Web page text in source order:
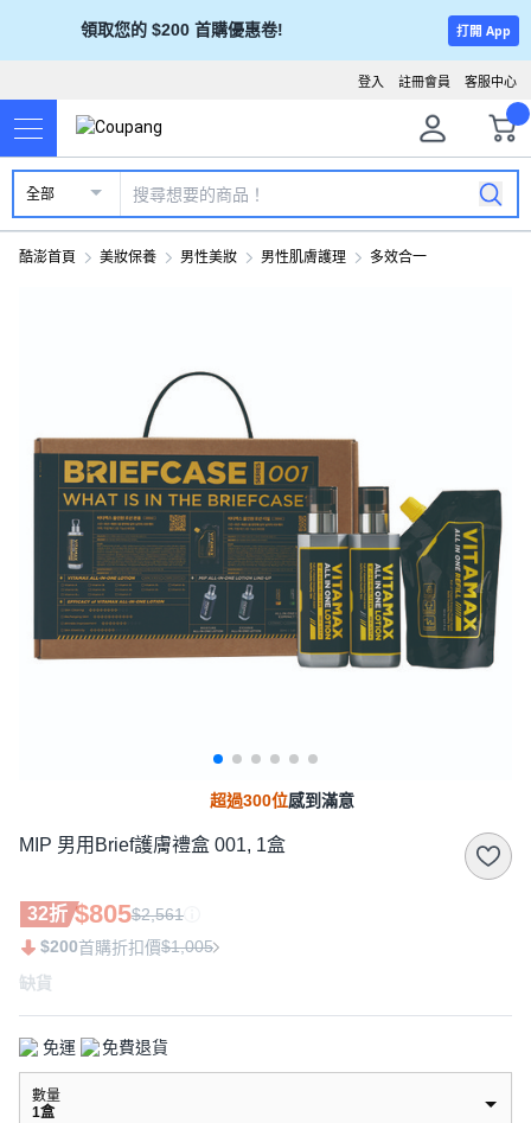
領取您的 $200 首購優惠卷! 打開 App
客服中心
註冊會員
登入
全部
酷澎首頁 美妝保養 男性美妝 男性肌膚護理 多效合一
超過300位感到滿意
MIP 男用Brief護膚禮盒 001, 1盒
32折 $805$2,561
$200首購折扣價$1,005
缺貨
免運 免費退貨
數量
1盒